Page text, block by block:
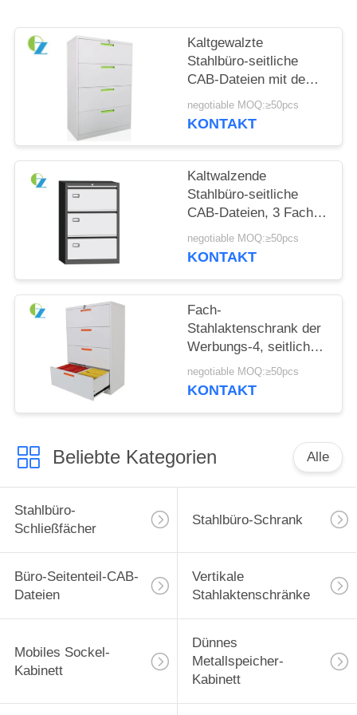
SITEMAP
PRIVACY
Kaltgewalzte
Stahlbüro-seitliche
CAB-Dateien mit dem 4
Fach-modernen
Entwurf
negotiable MOQ:≥50pcs
KONTAKT
Kaltwalzende
Stahlbüro-seitliche
CAB-Dateien, 3 Fach-
Stahl-CAB-Datei
negotiable MOQ:≥50pcs
KONTAKT
Fach-
Stahlaktenschrank der
Werbungs-4, seitlicher
Aktenspeicherungs-
Kabinett-Staub-Beweis
negotiable MOQ:≥50pcs
KONTAKT
Beliebte Kategorien Alle
Stahlbüro-
Schließfächer
Stahlbüro-Schrank
Büro-Seitenteil-CAB-
Dateien
Vertikale
Stahlaktenschränke
Mobiles Sockel-
Kabinett
Dünnes
Metallspeicher-
Kabinett